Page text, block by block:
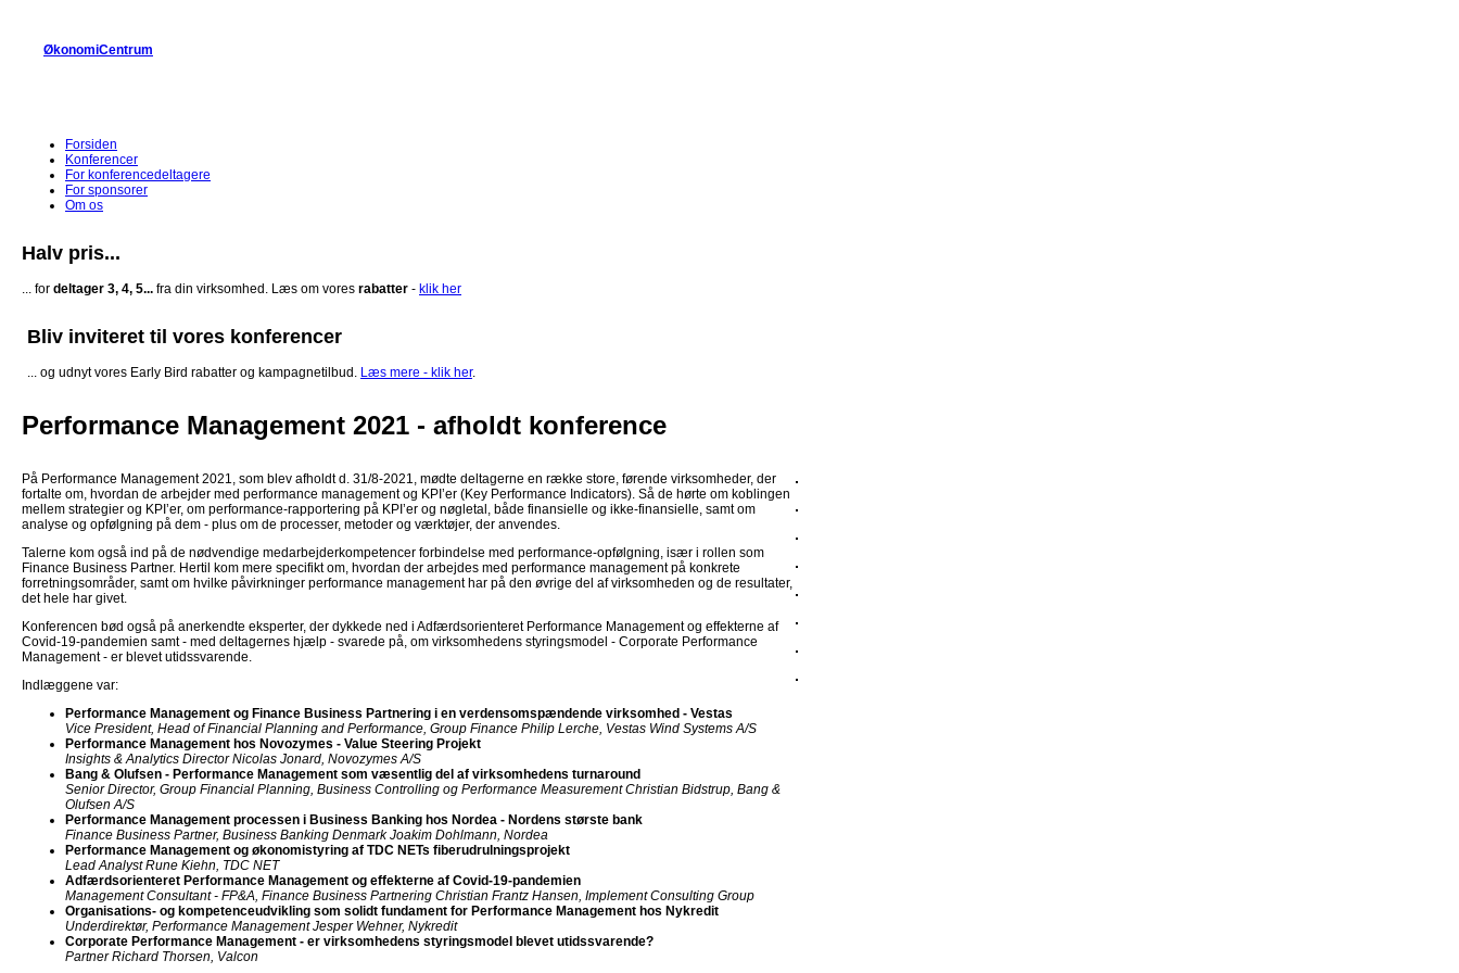
ØkonomiCentrum
Forsiden
Konferencer
For konferencedeltagere
For sponsorer
Om os
Halv pris...
... for deltager 3, 4, 5... fra din virksomhed. Læs om vores rabatter - klik her
Bliv inviteret til vores konferencer
... og udnyt vores Early Bird rabatter og kampagnetilbud. Læs mere - klik her.
Performance Management 2021 - afholdt konference
På Performance Management 2021, som blev afholdt d. 31/8-2021, mødte deltagerne en række store, førende virksomheder, der
fortalte om, hvordan de arbejder med performance management og KPI’er (Key Performance Indicators). Så de hørte om koblingen
mellem strategier og KPI’er, om performance-rapportering på KPI’er og nøgletal, både finansielle og ikke-finansielle, samt om
analyse og opfølgning på dem - plus om de processer, metoder og værktøjer, der anvendes.
Talerne kom også ind på de nødvendige medarbejderkompetencer forbindelse med performance-opfølgning, især i rollen som
Finance Business Partner. Hertil kom mere specifikt om, hvordan der arbejdes med performance management på konkrete
forretningsområder, samt om hvilke påvirkninger performance management har på den øvrige del af virksomheden og de resultater,
det hele har givet.
Konferencen bød også på anerkendte eksperter, der dykkede ned i Adfærdsorienteret Performance Management og effekterne af
Covid-19-pandemien samt - med deltagernes hjælp - svarede på, om virksomhedens styringsmodel - Corporate Performance
Management - er blevet utidssvarende.
Indlæggene var:
Performance Management og Finance Business Partnering i en verdensomspændende virksomhed - Vestas
Vice President, Head of Financial Planning and Performance, Group Finance Philip Lerche, Vestas Wind Systems A/S
Performance Management hos Novozymes - Value Steering Projekt
Insights & Analytics Director Nicolas Jonard, Novozymes A/S
Bang & Olufsen - Performance Management som væsentlig del af virksomhedens turnaround
Senior Director, Group Financial Planning, Business Controlling og Performance Measurement Christian Bidstrup, Bang &
Olufsen A/S
Performance Management processen i Business Banking hos Nordea - Nordens største bank
Finance Business Partner, Business Banking Denmark Joakim Dohlmann, Nordea
Performance Management og økonomistyring af TDC NETs fiberudrulningsprojekt
Lead Analyst Rune Kiehn, TDC NET
Adfærdsorienteret Performance Management og effekterne af Covid-19-pandemien
Management Consultant - FP&A, Finance Business Partnering Christian Frantz Hansen, Implement Consulting Group
Organisations- og kompetenceudvikling som solidt fundament for Performance Management hos Nykredit
Underdirektør, Performance Management Jesper Wehner, Nykredit
Corporate Performance Management - er virksomhedens styringsmodel blevet utidssvarende?
Partner Richard Thorsen, Valcon